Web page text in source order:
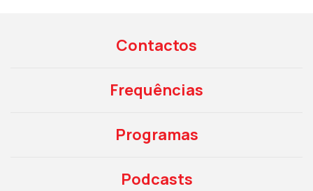
Contactos
Frequências
Programas
Podcasts